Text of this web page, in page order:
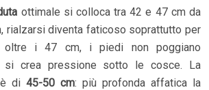
ottimale si colloca tra 42 e 47 cm da
rialzarsi diventa faticoso soprattutto per
oltre i 47 cm, i piedi non poggiano
si crea pressione sotto le cosce. La
di 45-50 cm: più profonda affatica la